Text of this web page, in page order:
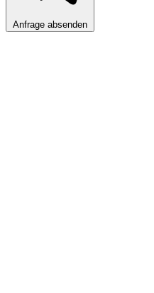
Anfrage absenden